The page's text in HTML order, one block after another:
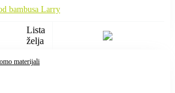
bambusa Larry
Lista
želja
materijali